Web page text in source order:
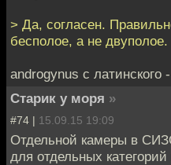
> Да, согласен.
бесполое, а не двуполое.
androgynus с латинского
Старик у моря »
#74 | 15.09.15 19:09
Отдельной камеры в
для отдельных категорий